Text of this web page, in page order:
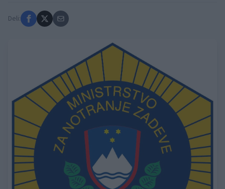
Deli: